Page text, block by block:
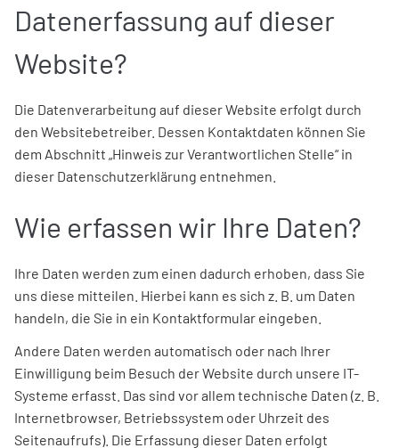
Datenerfassung auf dieser
Website?
Die Datenverarbeitung auf dieser Website erfolgt durch
den Websitebetreiber. Dessen Kontaktdaten können Sie
dem Abschnitt „Hinweis zur Verantwortlichen Stelle“ in
dieser Datenschutzerklärung entnehmen.
Wie erfassen wir Ihre Daten?
Ihre Daten werden zum einen dadurch erhoben, dass Sie
uns diese mitteilen. Hierbei kann es sich z. B. um Daten
handeln, die Sie in ein Kontaktformular eingeben.
Andere Daten werden automatisch oder nach Ihrer
Einwilligung beim Besuch der Website durch unsere IT-
Systeme erfasst. Das sind vor allem technische Daten (z. B.
Internetbrowser, Betriebssystem oder Uhrzeit des
Seitenaufrufs). Die Erfassung dieser Daten erfolgt